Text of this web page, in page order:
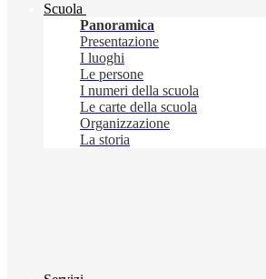
Scuola
Panoramica
Presentazione
I luoghi
Le persone
I numeri della scuola
Le carte della scuola
Organizzazione
La storia